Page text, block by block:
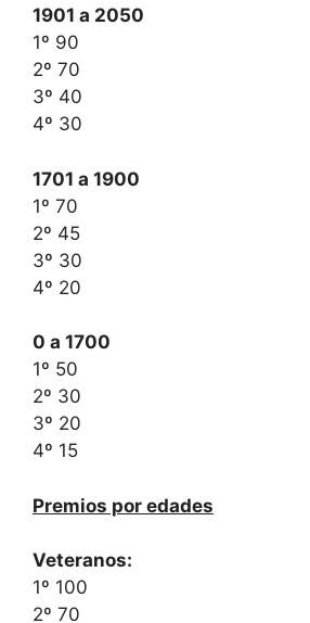
1901 a 2050
1º 90
2º 70
3º 40
4º 30
1701 a 1900
1º 70
2º 45
3º 30
4º 20
0 a 1700
1º 50
2º 30
3º 20
4º 15
Premios por edades
Veteranos:
1º 100
2º 70